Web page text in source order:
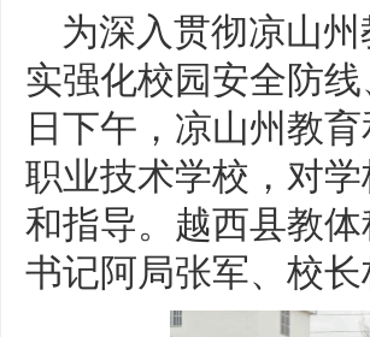
为深入贯彻凉山
实强化校园安全防
日下午，凉山州教
职业技术学校，对
和指导。越西县教
书记阿局张军、校